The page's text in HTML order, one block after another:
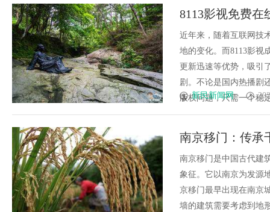
8113影视免费在
近年来，随着互联网技
地的变化。而8113影视
更新迅速等优势，吸引
剧。不论是国内热播剧
版权问题，只需一个稳
新民新闻网
南京移门：传承
南京移门是中国古代建
象征。它以南京为发源
京移门最早出现在南京
墙的建筑需要考虑到地